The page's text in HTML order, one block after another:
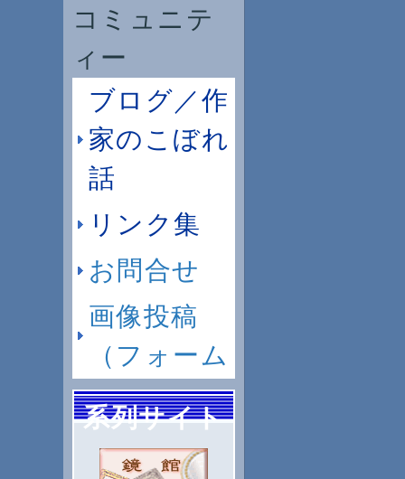
コミュニテ
ィー
ブログ／作
家のこぼれ
話
リンク集
お問合せ
画像投稿
（フォーム
系列サイト